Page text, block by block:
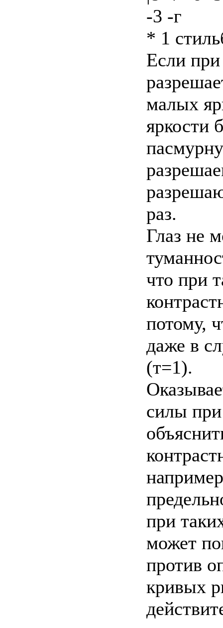
-3 -г
* 1
Если при
малых
яркости
раз.
Глаз не
что при
потому,
даже в
(т=1).
силы
при
может
против
кривых